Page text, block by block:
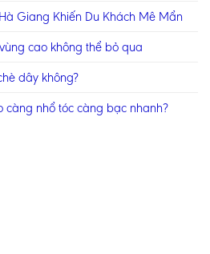
Giang Khiến Du Khách Mê Mẩn
cao không thể bỏ qua
dây không?
càng nhổ tóc càng bạc nhanh?